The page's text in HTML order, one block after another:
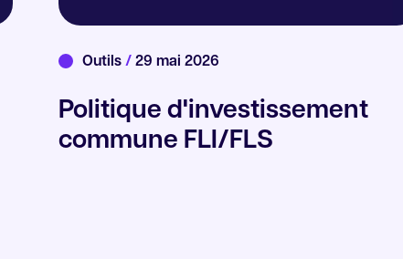
Outils /29 mai 2026
Politique d'investissement
commune FLI/FLS